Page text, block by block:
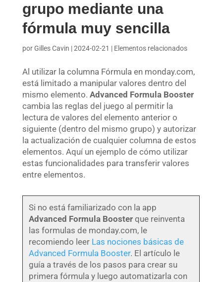
grupo mediante una
fórmula muy sencilla
por Gilles Cavin | 2024-02-21 | Elementos relacionados
Al utilizar la columna Fórmula en monday.com,
está limitado a manipular valores dentro del
mismo elemento. Advanced Formula Booster
cambia las reglas del juego al permitir la
lectura de valores del elemento anterior o
siguiente (dentro del mismo grupo) y autorizar
la actualización de cualquier columna de estos
elementos. Aquí un ejemplo de cómo utilizar
estas funcionalidades para transferir valores
entre elementos.
Si no está familiarizado con la app
Advanced Formula Boosterque reinventa
las formulas de monday.com, le
recomiendo leer Las nociones básicas de
Advanced Formula Booster. El artículo le
guía a través de los pasos para crear su
primera fórmula y luego automatizarla con